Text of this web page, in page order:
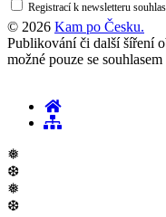
Registrací k newsletteru
© 2026 Kam po Česku.
Publikování či další šíření
možné pouze se
❅
❆
❅
❆